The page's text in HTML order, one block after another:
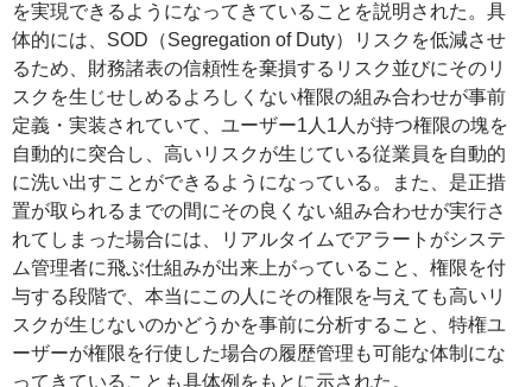
を実現できるようになってきていることを説明された。具
体的には、SOD（Segregation of Duty）リスクを低減させ
るため、財務諸表の信頼性を棄損するリスク並びにそのリ
スクを生じせしめるよろしくない権限の組み合わせが事前
定義・実装されていて、ユーザー1人1人が持つ権限の塊を
自動的に突合し、高いリスクが生じている従業員を自動的
に洗い出すことができるようになっている。また、是正措
置が取られるまでの間にその良くない組み合わせが実行さ
れてしまった場合には、リアルタイムでアラートがシステ
ム管理者に飛ぶ仕組みが出来上がっていること、権限を付
与する段階で、本当にこの人にその権限を与えても高いリ
スクが生じないのかどうかを事前に分析すること、特権ユ
ーザーが権限を行使した場合の履歴管理も可能な体制にな
ってきていることも具体例をもとに示された。